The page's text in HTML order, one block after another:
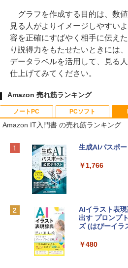
グラフを作成する目的は、数値
見る人がよりイメージしやすい
容を正確にすばやく相手に伝え
り説得力をもたせたいときには
データラベルを活用して、見る
仕上げてみてください。
Amazon 売れ筋ランキング
ノートPC
Apple 2026
e Intelligence
￥137,800
tomtoc 360°保
PCソフト
Robloxギフト
インゲームコ
Microsoft
4(最新 永続版)|
Amazon IT入門書 の売れ筋ランキング
生成AIパスポ
￥1,766
AIイラスト表
出す プロンプ
ズ (はぴーイラ
￥480